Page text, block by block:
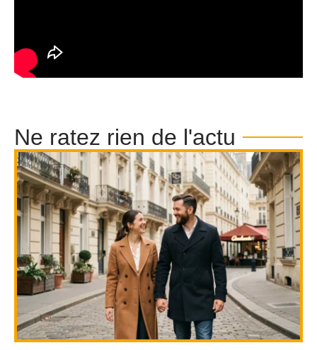
Ne ratez rien de l'actu